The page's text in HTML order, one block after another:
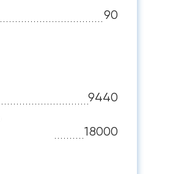
90
9440
18000